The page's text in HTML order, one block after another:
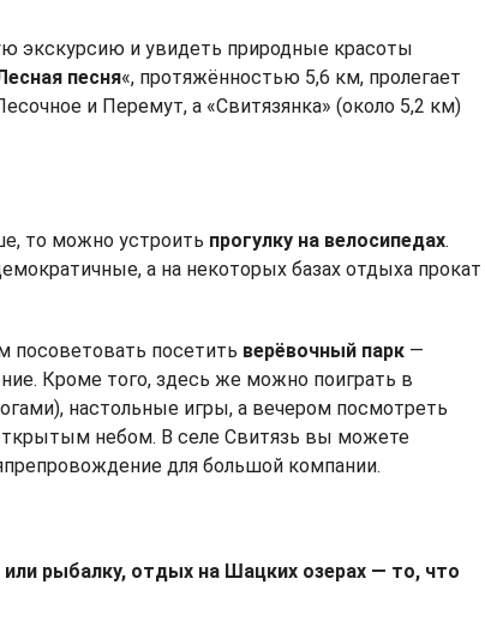
экскурсию и увидеть природные красоты
песня«, протяжённостью 5,6 км, пролегает
и Перемут, а «Свитязянка» (около 5,2 км)
то можно устроить прогулку на велосипедах.
а на некоторых базах отдыха прокат
посетить верёвочный парк —
Кроме того, здесь же можно поиграть в
настольные игры, а вечером посмотреть
небом. В селе Свитязь вы можете
для большой компании.
рыбалку, отдых на Шацких озерах — то, что